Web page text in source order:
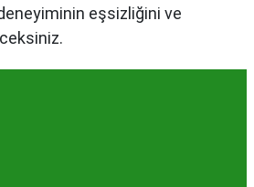
eşsizliğini ve
İstanbul'da
mirasıyla öne çıkan bir
geleneksel lezzetlerle de